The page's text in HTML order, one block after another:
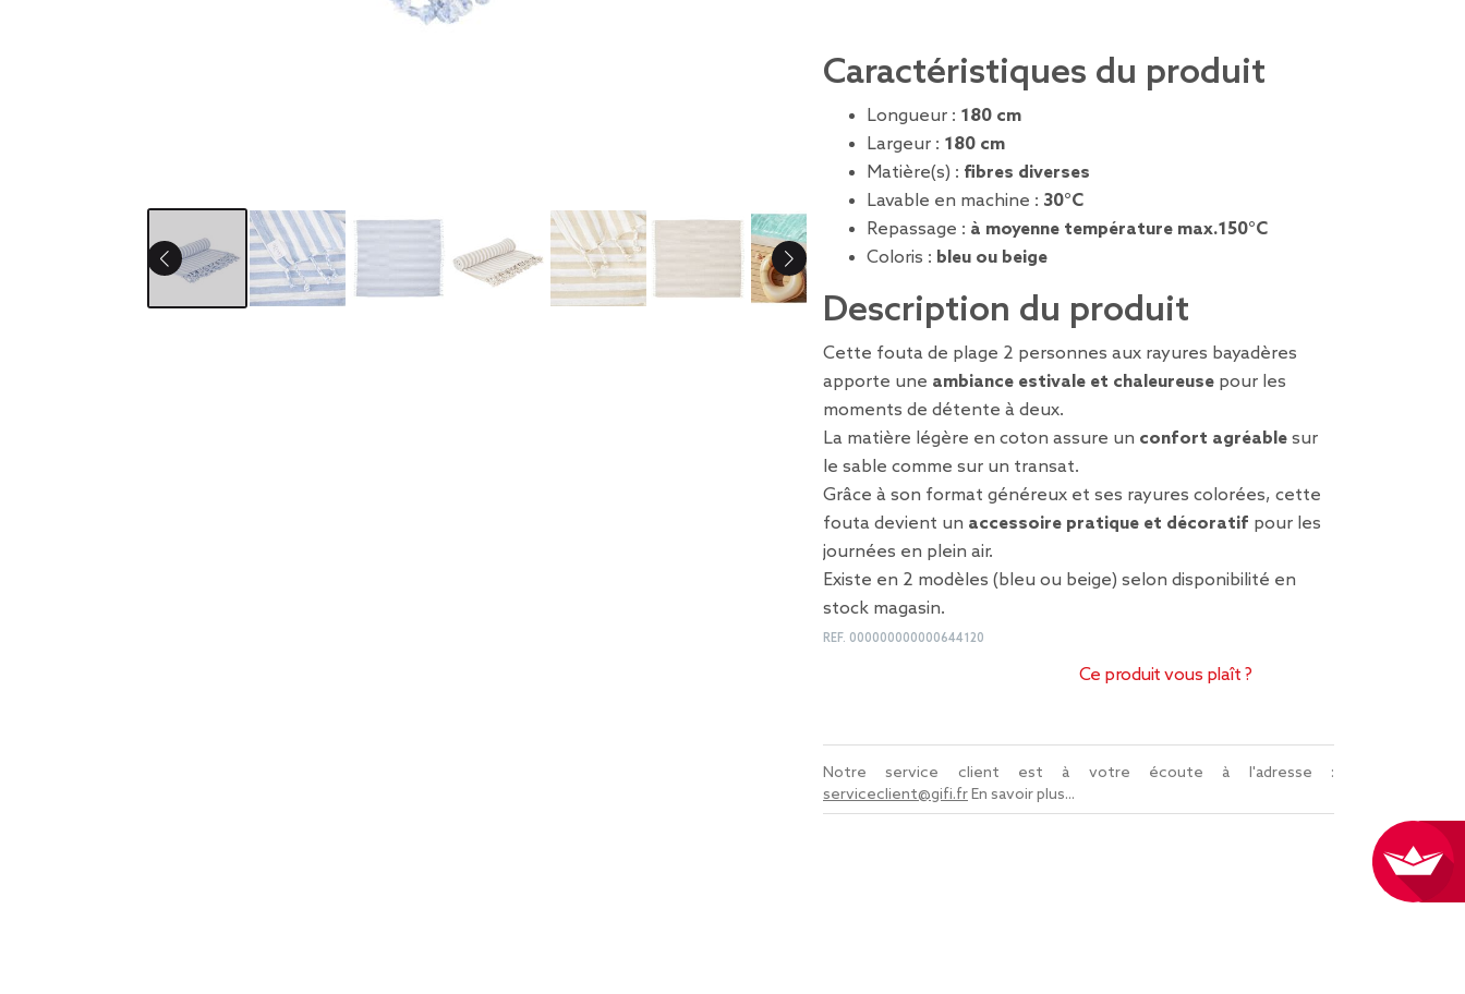
Caractéristiques du produit
Longueur : 180 cm
Largeur : 180 cm
Matière(s) : fibres diverses
Lavable en machine : 30°C
Repassage : à moyenne température max.150°C
Coloris : bleu ou beige
Description du produit
Cette fouta de plage 2 personnes aux rayures bayadères
apporte une ambiance estivale et chaleureuse pour les
moments de détente à deux.
La matière légère en coton assure un confort agréable sur
le sable comme sur un transat.
Grâce à son format généreux et ses rayures colorées, cette
fouta devient un accessoire pratique et décoratif pour les
journées en plein air.
Existe en 2 modèles (bleu ou beige) selon disponibilité en
stock magasin.
REF. 000000000000644120
Ce produit vous plaît ?
Notre service client est à votre écoute à l'adresse :
serviceclient@gifi.frEn savoir plus...